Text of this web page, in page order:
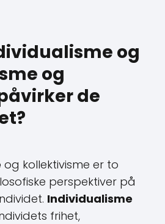
og
og
de
og kollektivisme er to
perspektiver på
Individualisme
frihet,